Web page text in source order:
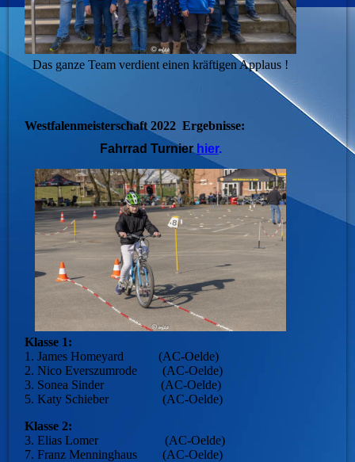
Das ganze Team verdient einen kräftigen Applaus !
Westfalenmeisterschaft 2022 Ergebnisse:
Fahrrad Turnier hier.
Klasse 1:
1. James Homeyard (AC-Oelde)
2. Nico Everszumrode (AC-Oelde)
3. Sonea Sinder (AC-Oelde)
5. Katy Schieber (AC-Oelde)
Klasse 2:
3. Elias Lomer (AC-Oelde)
7. Franz Menninghaus (AC-Oelde)